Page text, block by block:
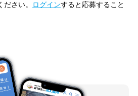
ださい。 ログインすると応募すること